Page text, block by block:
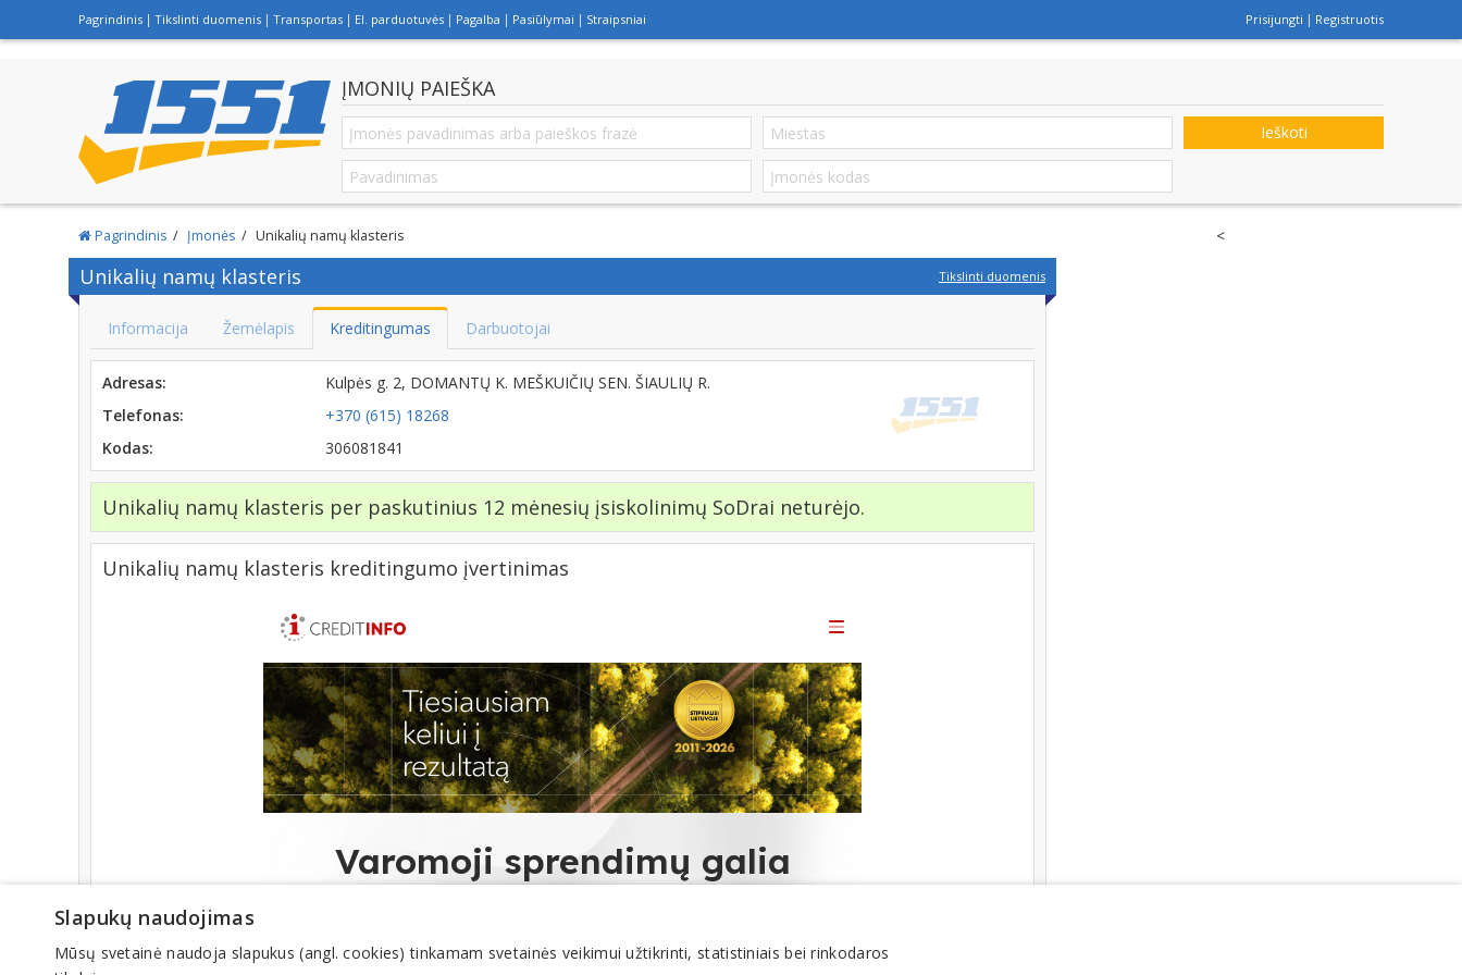
Pagrindinis Tikslinti duomenis Transportas El. parduotuvės Pagalba Pasiūlymai Straipsniai Prisijungti Registruotis
ĮMONIŲ PAIEŠKA
Ieškoti
Pagrindinis Įmonės Unikalių namų klasteris
Unikalių namų klasteris Tikslinti duomenis
Informacija Žemėlapis Kreditingumas Darbuotojai
Adresas:
Kulpės g. 2, DOMANTŲ K. MEŠKUIČIŲ SEN. ŠIAULIŲ R.
Telefonas:
+370 (615) 18268
Kodas:
306081841
Unikalių namų klasteris per paskutinius 12 mėnesių įsiskolinimų SoDrai neturėjo.
Unikalių namų klasteris kreditingumo įvertinimas
<
Slapukų naudojimas
Mūsų svetainė naudoja slapukus (angl. cookies) tinkamam svetainės veikimui užtikrinti, statistiniais bei rinkodaros